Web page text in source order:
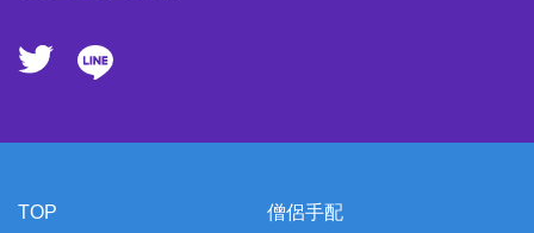
TOP 僧侶手配